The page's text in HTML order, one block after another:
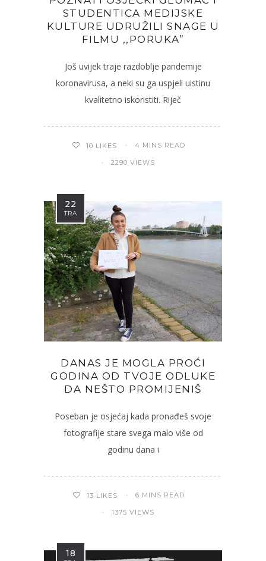
STUDENTICA MEDIJSKE
KULTURE UDRUŽILI SNAGE U
FILMU ,,PORUKA”
Još uvijek traje razdoblje pandemije
koronavirusa, a neki su ga uspjeli uistinu
kvalitetno iskoristiti. Riječ
10 LIKES 4 MINS READ
2290 VIEWS
22
TRA
DANAS JE MOGLA PROĆI
GODINA OD TVOJE ODLUKE
DA NEŠTO PROMIJENIŠ
Poseban je osjećaj kada pronađeš svoje
fotografije stare svega malo više od
godinu dana i
13 LIKES 6 MINS READ
1375 VIEWS
18